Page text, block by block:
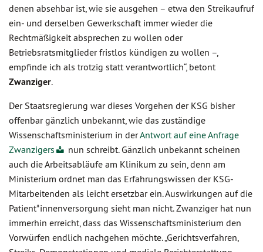
denen absehbar ist, wie sie ausgehen – etwa den Streikaufruf
ein- und derselben Gewerkschaft immer wieder die
Rechtmäßigkeit absprechen zu wollen oder
Betriebsratsmitglieder fristlos kündigen zu wollen –,
empfinde ich als trotzig statt verantwortlich“, betont
Zwanziger.
Der Staatsregierung war dieses Vorgehen der KSG bisher
offenbar gänzlich unbekannt, wie das zuständige
Wissenschaftsministerium in derAntwort auf eine Anfrage
Zwanzigers
nun schreibt. Gänzlich unbekannt scheinen
auch die Arbeitsabläufe am Klinikum zu sein, denn am
Ministerium ordnet man das Erfahrungswissen der KSG-
Mitarbeitenden als leicht ersetzbar ein. Auswirkungen auf die
Patient*innenversorgung sieht man nicht. Zwanziger hat nun
immerhin erreicht, dass das Wissenschaftsministerium den
Vorwürfen endlich nachgehen möchte. „Gerichtsverfahren,